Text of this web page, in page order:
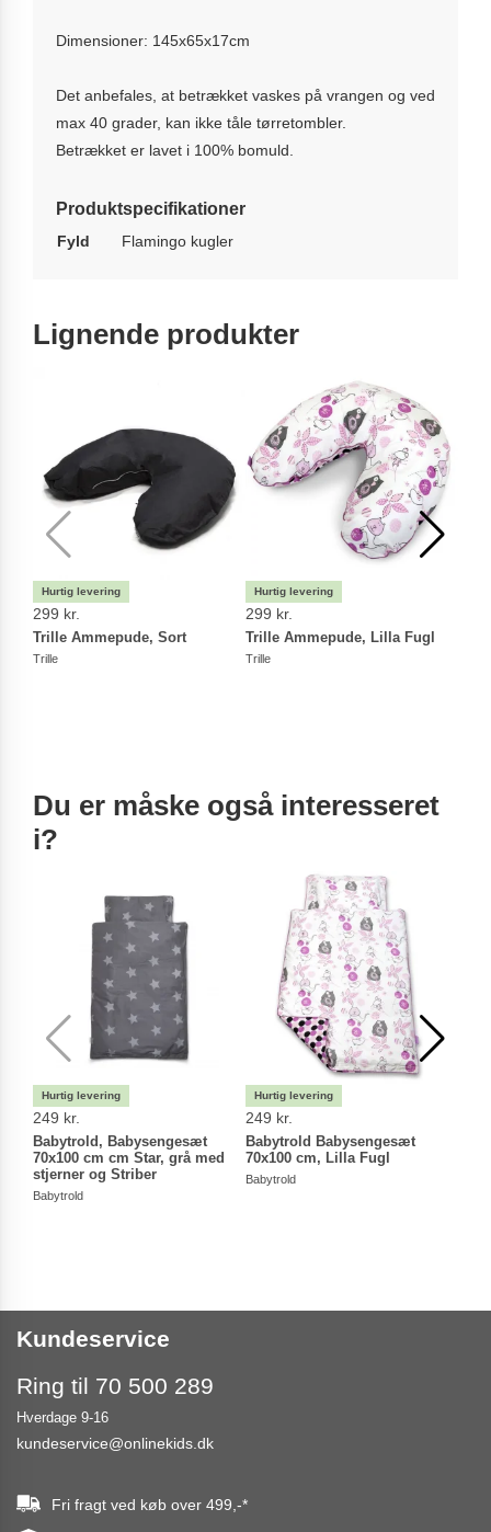
Dimensioner: 145x65x17cm
Det anbefales, at betrækket vaskes på vrangen og ved
max 40 grader, kan ikke tåle tørretombler.
Betrækket er lavet i 100% bomuld.
Produktspecifikationer
Fyld Flamingo kugler
Lignende produkter
299 kr.
Trille Ammepude, Sort
Trille
299 kr.
Trille Ammepude, Lilla Fugl
Trille
Du er måske også interesseret
i?
249 kr.
Babytrold, Babysengesæt
70x100 cm cm Star, grå med
stjerner og Striber
Babytrold
249 kr.
Babytrold Babysengesæt
70x100 cm, Lilla Fugl
Babytrold
Kundeservice
Ring til 70 500 289
Hverdage 9-16
kundeservice@onlinekids.dk
Fri fragt ved køb over 499,-*